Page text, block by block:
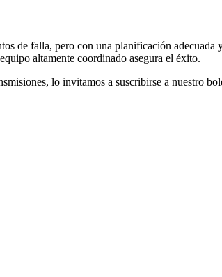
de falla, pero con una planificación adecuada
altamente coordinado asegura el éxito.
lo invitamos a suscribirse a nuestro